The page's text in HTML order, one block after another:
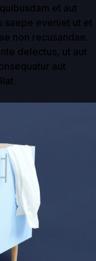
et aut
saepe eveniet ut et
non recusandae.
delectus, ut aut
aut